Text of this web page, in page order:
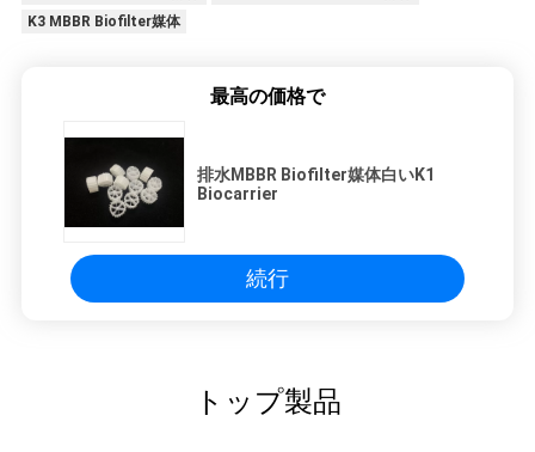
K3 MBBR Biofilter媒体
最高の価格で
排水MBBR Biofilter媒体白いK1
Biocarrier
続行
トップ製品